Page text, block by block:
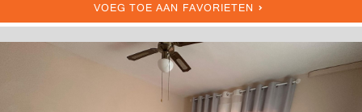
VOEG TOE AAN FAVORIETEN